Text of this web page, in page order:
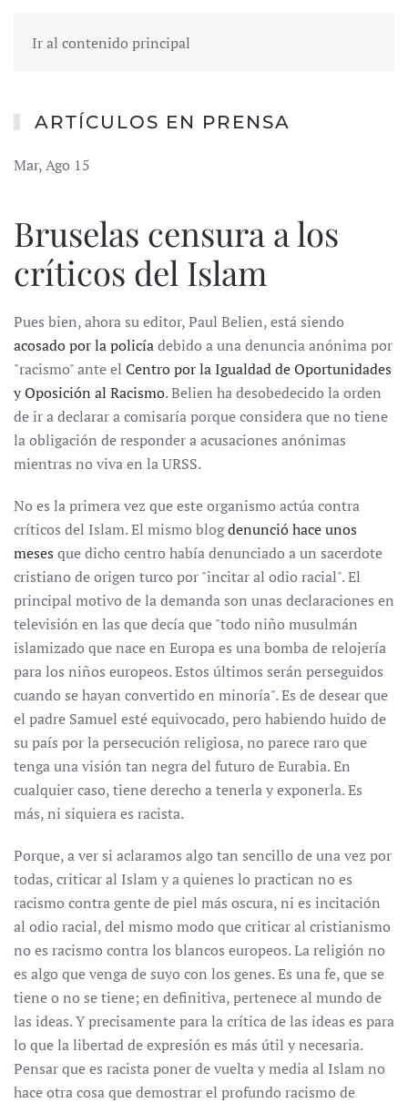
Ir al contenido principal
ARTÍCULOS EN PRENSA
Mar, Ago 15
Bruselas censura a los
críticos del Islam
Pues bien, ahora su editor, Paul Belien, está siendo
acosado por la policíadebido a una denuncia anónima por
"racismo" ante el Centro por la Igualdad de Oportunidades
y Oposición al Racismo. Belien ha desobedecido la orden
de ir a declarar a comisaría porque considera que no tiene
la obligación de responder a acusaciones anónimas
mientras no viva en la URSS.
No es la primera vez que este organismo actúa contra
críticos del Islam. El mismo blogdenunció hace unos
meses que dicho centro había denunciado a un sacerdote
cristiano de origen turco por "incitar al odio racial". El
principal motivo de la demanda son unas declaraciones en
televisión en las que decía que "todo niño musulmán
islamizado que nace en Europa es una bomba de relojería
para los niños europeos. Estos últimos serán perseguidos
cuando se hayan convertido en minoría". Es de desear que
el padre Samuel esté equivocado, pero habiendo huido de
su país por la persecución religiosa, no parece raro que
tenga una visión tan negra del futuro de Eurabia. En
cualquier caso, tiene derecho a tenerla y exponerla. Es
más, ni siquiera es racista.
Porque, a ver si aclaramos algo tan sencillo de una vez por
todas, criticar al Islam y a quienes lo practican no es
racismo contra gente de piel más oscura, ni es incitación
al odio racial, del mismo modo que criticar al cristianismo
no es racismo contra los blancos europeos. La religión no
es algo que venga de suyo con los genes. Es una fe, que se
tiene o no se tiene; en definitiva, pertenece al mundo de
las ideas. Y precisamente para la crítica de las ideas es para
lo que la libertad de expresión es más útil y necesaria.
Pensar que es racista poner de vuelta y media al Islam no
hace otra cosa que demostrar el profundo racismo de